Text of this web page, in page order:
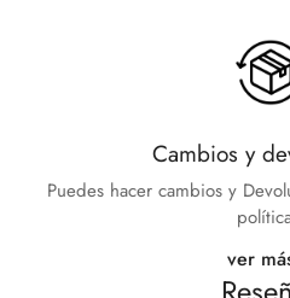
Cambios y
Puedes hacer cambios y
ver